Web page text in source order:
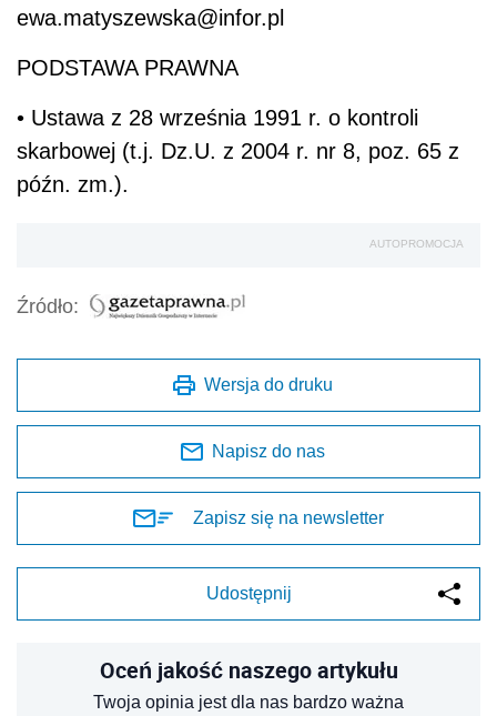
ewa.matyszewska@infor.pl
PODSTAWA PRAWNA
• Ustawa z 28 września 1991 r. o kontroli
skarbowej (t.j. Dz.U. z 2004 r. nr 8, poz. 65 z
późn. zm.).
AUTOPROMOCJA
Źródło:
Wersja do druku
Napisz do nas
Zapisz się na newsletter
Udostępnij
Oceń jakość naszego artykułu
Twoja opinia jest dla nas bardzo ważna